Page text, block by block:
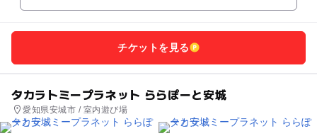
チケットを見る
タカラトミープラネット ららぽーと安城
愛知県安城市 / 室内遊び場